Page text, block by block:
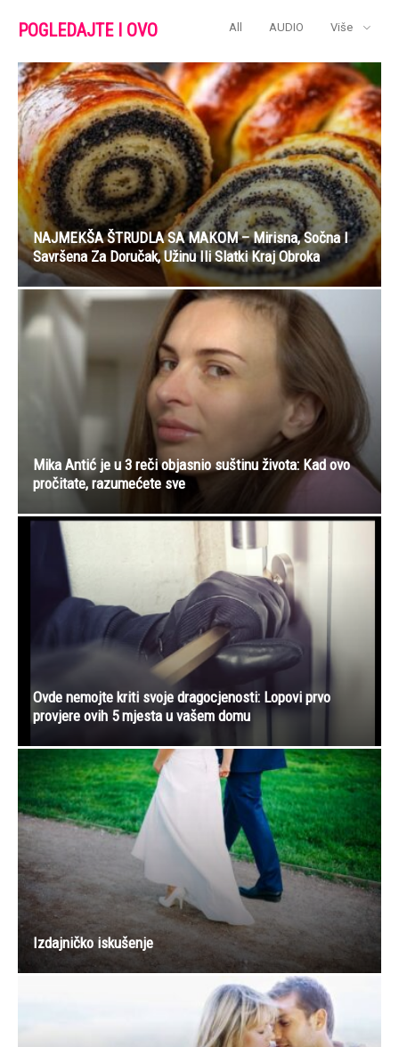
POGLEDAJTE I OVO All AUDIO Više
NAJMEKŠA ŠTRUDLA SA MAKOM – Mirisna, Sočna I
Savršena Za Doručak, Užinu Ili Slatki Kraj Obroka
Mika Antić je u 3 reči objasnio suštinu života: Kad ovo
pročitate, razumećete sve
Ovde nemojte kriti svoje dragocjenosti: Lopovi prvo
provjere ovih 5 mjesta u vašem domu
Izdajničko iskušenje